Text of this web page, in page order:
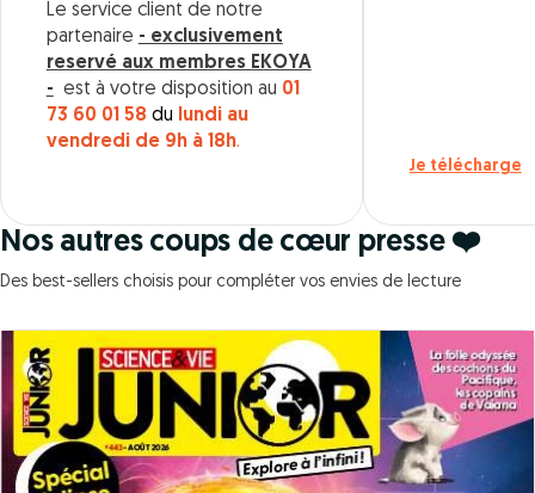
Le service client de notre
partenaire - exclusivement
reservé aux membres EKOYA
- est à votre disposition au 01
73 60 01 58 du
lundi au
vendredi de 9h à 18h.
Je télécharge
Nos autres coups de cœur presse ❤️
Des best-sellers choisis pour compléter vos envies de lecture